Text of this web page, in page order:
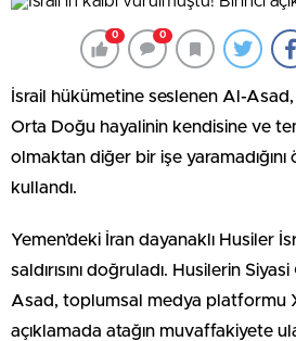
0 0
İsrail hükümetine seslenen Al-
Orta Doğu hayalinin kendisine ve
olmaktan diğer bir işe
kullandı.
Yemen’deki İran dayanaklı Husiler
saldırısını doğruladı. Husilerin
Asad, toplumsal medya platformu
açıklamada atağın muvaffakiyete